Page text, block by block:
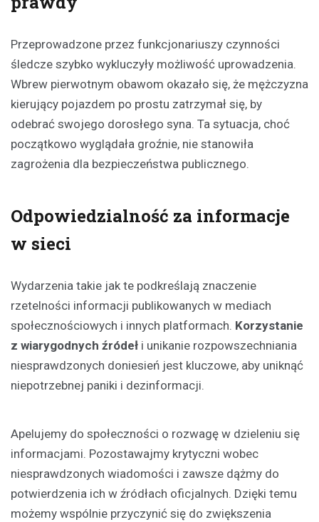
Przeprowadzone przez funkcjonariuszy czynności
śledcze szybko wykluczyły możliwość uprowadzenia.
Wbrew pierwotnym obawom okazało się, że mężczyzna
kierujący pojazdem po prostu zatrzymał się, by
odebrać swojego dorosłego syna. Ta sytuacja, choć
początkowo wyglądała groźnie, nie stanowiła
zagrożenia dla bezpieczeństwa publicznego.
Odpowiedzialność za informacje
w sieci
Wydarzenia takie jak te podkreślają znaczenie
rzetelności informacji publikowanych w mediach
społecznościowych i innych platformach. Korzystanie
z wiarygodnych źródeł i unikanie rozpowszechniania
niesprawdzonych doniesień jest kluczowe, aby uniknąć
niepotrzebnej paniki i dezinformacji.
Apelujemy do społeczności o rozwagę w dzieleniu się
informacjami. Pozostawajmy krytyczni wobec
niesprawdzonych wiadomości i zawsze dążmy do
potwierdzenia ich w źródłach oficjalnych. Dzięki temu
możemy wspólnie przyczynić się do zwiększenia